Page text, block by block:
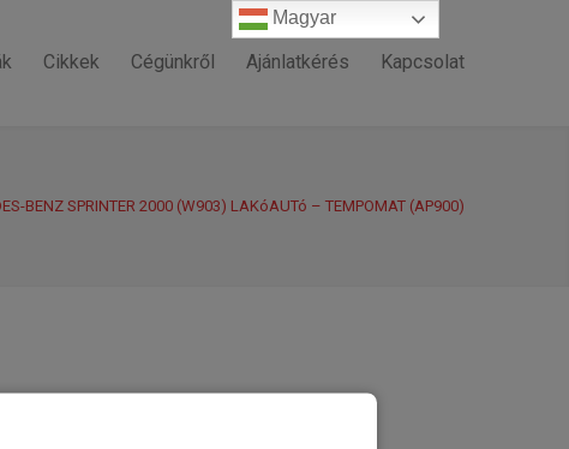
Cikkek Cégünkről Ajánlatkérés Kapcsolat
BENZ SPRINTER 2000 (W903) LAKóAUTó – TEMPOMAT (AP900)
Magyar